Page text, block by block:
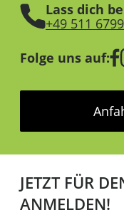
Lass dich
+49 511
Folge uns auf:
JETZT FÜR
ANMELDEN!